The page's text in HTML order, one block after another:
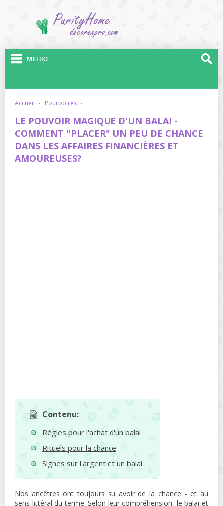
МЕНЮ
accueil · pourboires ·
LE POUVOIR MAGIQUE D'UN BALAI -
COMMENT "PLACER" UN PEU DE CHANCE
DANS LES AFFAIRES FINANCIÈRES ET
AMOUREUSES?
Contenu:
Règles pour l'achat d'un balai
Rituels pour la chance
Signes sur l'argent et un balai
Nos ancêtres ont toujours su avoir de la chance - et au
sens littéral du terme. Selon leur compréhension, le balai et